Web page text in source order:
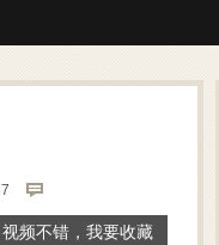
视频不错，我要收藏